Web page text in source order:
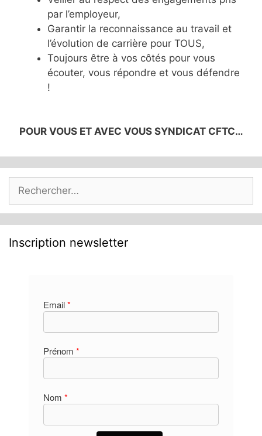
par l’employeur,
Garantir la reconnaissance au travail et
l’évolution de carrière pour TOUS,
Toujours être à vos côtés pour vous
écouter, vous répondre et vous défendre
!
POUR VOUS ET AVEC VOUS SYNDICAT CFTC…
Rechercher :
Inscription newsletter
Email*
Prénom *
Nom *